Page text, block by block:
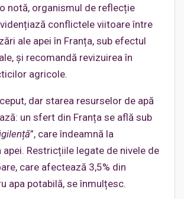
notă, organismul de reflecție
conflictele viitoare între
ale apei în Franța, sub efectul
și recomandă revizuirea în
agricole.
dar starea resurselor de apă
un sfert din Franța se află sub
”, care îndeamnă la
Restricțiile legate de nivele de
care afectează 3,5% din
apa potabilă, se înmulțesc.